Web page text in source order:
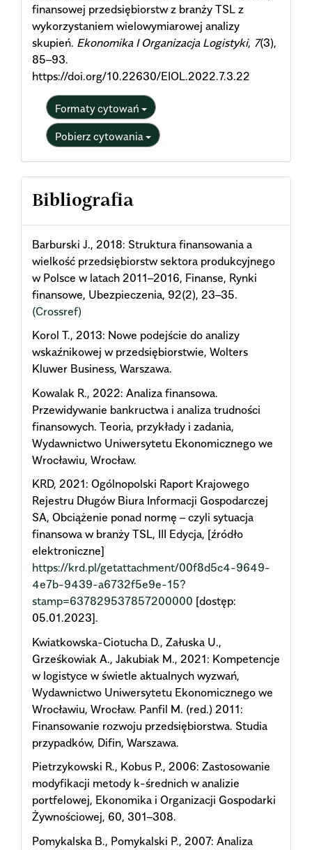
finansowej przedsiębiorstw z branży TSL z
wykorzystaniem wielowymiarowej analizy
skupień. Ekonomika I Organizacja Logistyki, 7(3),
85–93.
https://doi.org/10.22630/EIOL.2022.7.3.22
Formaty cytowań
Pobierz cytowania
Bibliografia
Barburski J., 2018: Struktura finansowania a
wielkość przedsiębiorstw sektora produkcyjnego
w Polsce w latach 2011–2016, Finanse, Rynki
finansowe, Ubezpieczenia, 92(2), 23–35.
(Crossref)
Korol T., 2013: Nowe podejście do analizy
wskaźnikowej w przedsiębiorstwie, Wolters
Kluwer Business, Warszawa.
Kowalak R., 2022: Analiza finansowa.
Przewidywanie bankructwa i analiza trudności
finansowych. Teoria, przykłady i zadania,
Wydawnictwo Uniwersytetu Ekonomicznego we
Wrocławiu, Wrocław.
KRD, 2021: Ogólnopolski Raport Krajowego
Rejestru Długów Biura Informacji Gospodarczej
SA, Obciążenie ponad normę – czyli sytuacja
finansowa w branży TSL, III Edycja, [źródło
elektroniczne]
https://krd.pl/getattachment/00f8d5c4-9649-
4e7b-9439-a6732f5e9e-15?
stamp=637829537857200000 [dostęp:
05.01.2023].
Kwiatkowska-Ciotucha D., Załuska U.,
Grześkowiak A., Jakubiak M., 2021: Kompetencje
w logistyce w świetle aktualnych wyzwań,
Wydawnictwo Uniwersytetu Ekonomicznego we
Wrocławiu, Wrocław. Panfil M. (red.) 2011:
Finansowanie rozwoju przedsiębiorstwa. Studia
przypadków, Difin, Warszawa.
Pietrzykowski R., Kobus P., 2006: Zastosowanie
modyfikacji metody k-średnich w analizie
portfelowej, Ekonomika i Organizacji Gospodarki
Żywnościowej, 60, 301–308.
Pomykalska B., Pomykalski P., 2007: Analiza